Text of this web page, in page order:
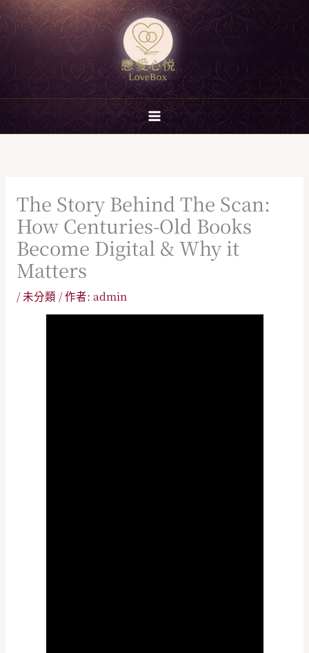
跳
至
主
要
內
The Story Behind The Scan:
How Centuries-Old Books
Become Digital & Why it
Matters
/未分類 / 作者: admin